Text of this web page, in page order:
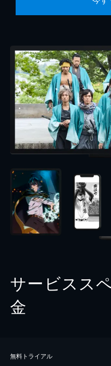
サービスス
金
無料トライアル